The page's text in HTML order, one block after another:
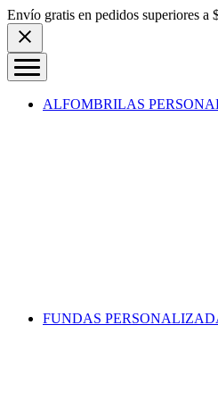
Skip to content
Envío gratis en pedidos superiores a
ALFOMBRILAS
FUNDAS